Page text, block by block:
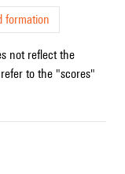
formation
not reflect the
to the "scores"